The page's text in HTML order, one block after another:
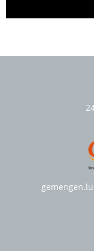
gemengen.lu